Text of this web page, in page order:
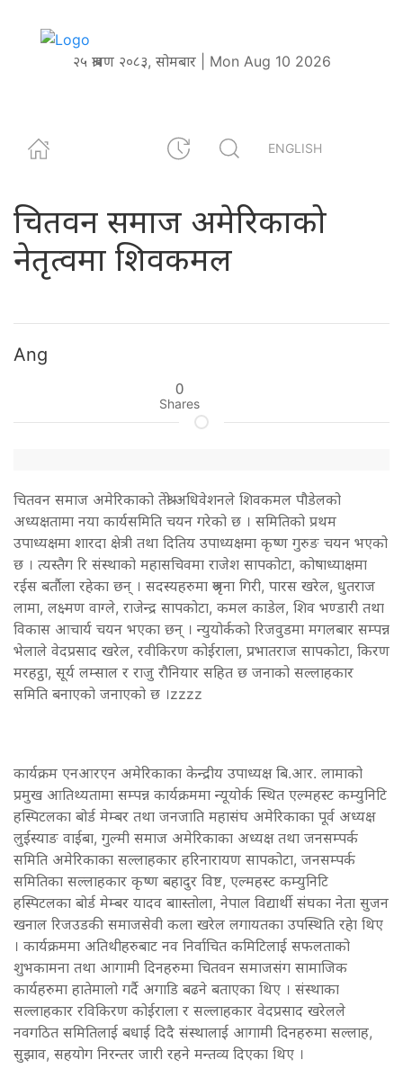
२५ श्रावण २०८३, सोमबार | Mon Aug 10 2026
ENGLISH
चितवन समाज अमेरिकाको
नेतृत्वमा शिवकमल
Ang
0
Shares
चितवन समाज अमेरिकाको तेश्रो अधिवेशनले शिवकमल पौडेलको
अध्यक्षतामा नया कार्यसमिति चयन गरेको छ । समितिको प्रथम
उपाध्यक्षमा शारदा क्षेत्री तथा दितिय उपाध्यक्षमा कृष्ण गुरुङ चयन भएको
छ । त्यस्तैग रि संस्थाको महासचिवमा राजेश सापकोटा, कोषाध्याक्षमा
रईस बर्तौला रहेका छन् । सदस्यहरुमा श्रृजना गिरी, पारस खरेल, धुतराज
लामा, लक्ष्मण वाग्ले, राजेन्द्र सापकोटा, कमल काडेल, शिव भण्डारी तथा
विकास आचार्य चयन भएका छन् । न्युयोर्कको रिजवुडमा मगलबार सम्पन्न
भेलाले वेदप्रसाद खरेल, रवीकिरण कोईराला, प्रभातराज सापकोटा, किरण
मरहट्ठा, सूर्य लम्साल र राजु रौनियार सहित छ जनाको सल्लाहकार
समिति बनाएको जनाएको छ ।zzzz
कार्यक्रम एनआरएन अमेरिकाका केन्द्रीय उपाध्यक्ष बि.आर. लामाको
प्रमुख आतिथ्यतामा सम्पन्न कार्यक्रममा न्यूयोर्क स्थित एल्महस्ट कम्युनिटि
हस्पिटलका बोर्ड मेम्बर तथा जनजाति महासंघ अमेरिकाका पूर्व अध्यक्ष
लुईस्याङ वाईबा, गुल्मी समाज अमेरिकाका अध्यक्ष तथा जनसम्पर्क
समिति अमेरिकाका सल्लाहकार हरिनारायण सापकोटा, जनसम्पर्क
समितिका सल्लाहकार कृष्ण बहादुर विष्ट, एल्महस्ट कम्युनिटि
हस्पिटलका बोर्ड मेम्बर यादव बाास्तोला, नेपाल विद्यार्थी संघका नेता सुजन
खनाल रिजउडकी समाजसेवी कला खरेल लगायतका उपस्थिति रहेा थिए
। कार्यक्रममा अतिथीहरुबाट नव निर्वाचित कमिटिलाई सफलताको
शुभकामना तथा आगामी दिनहरुमा चितवन समाजसंग सामाजिक
कार्यहरुमा हातेमालो गर्दै अगाडि बढने बताएका थिए । संस्थाका
सल्लाहकार रविकिरण कोईराला र सल्लाहकार वेदप्रसाद खरेलले
नवगठित समितिलाई बधाई दिदै संस्थालाई आगामी दिनहरुमा सल्लाह,
सुझाव, सहयोग निरन्तर जारी रहने मन्तव्य दिएका थिए ।